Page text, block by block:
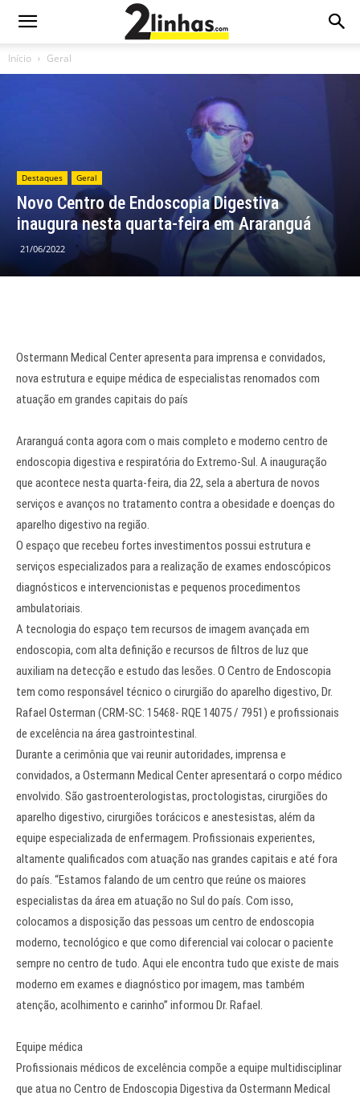
Início Geral
Destaques Geral
Novo Centro de Endoscopia Digestiva
inaugura nesta quarta-feira em Araranguá
21/06/2022
Ostermann Medical Center apresenta para imprensa e convidados,
nova estrutura e equipe médica de especialistas renomados com
atuação em grandes capitais do país
Araranguá conta agora com o mais completo e moderno centro de
endoscopia digestiva e respiratória do Extremo-Sul. A inauguração
que acontece nesta quarta-feira, dia 22, sela a abertura de novos
serviços e avanços no tratamento contra a obesidade e doenças do
aparelho digestivo na região.
O espaço que recebeu fortes investimentos possui estrutura e
serviços especializados para a realização de exames endoscópicos
diagnósticos e intervencionistas e pequenos procedimentos
ambulatoriais.
A tecnologia do espaço tem recursos de imagem avançada em
endoscopia, com alta definição e recursos de filtros de luz que
auxiliam na detecção e estudo das lesões. O Centro de Endoscopia
tem como responsável técnico o cirurgião do aparelho digestivo, Dr.
Rafael Osterman (CRM-SC: 15468- RQE 14075 / 7951) e profissionais
de excelência na área gastrointestinal.
Durante a cerimônia que vai reunir autoridades, imprensa e
convidados, a Ostermann Medical Center apresentará o corpo médico
envolvido. São gastroenterologistas, proctologistas, cirurgiões do
aparelho digestivo, cirurgiões torácicos e anestesistas, além da
equipe especializada de enfermagem. Profissionais experientes,
altamente qualificados com atuação nas grandes capitais e até fora
do país. “Estamos falando de um centro que reúne os maiores
especialistas da área em atuação no Sul do país. Com isso,
colocamos a disposição das pessoas um centro de endoscopia
moderno, tecnológico e que como diferencial vai colocar o paciente
sempre no centro de tudo. Aqui ele encontra tudo que existe de mais
moderno em exames e diagnóstico por imagem, mas também
atenção, acolhimento e carinho” informou Dr. Rafael.
Equipe médica
Profissionais médicos de excelência compõe a equipe multidisciplinar
que atua no Centro de Endoscopia Digestiva da Ostermann Medical